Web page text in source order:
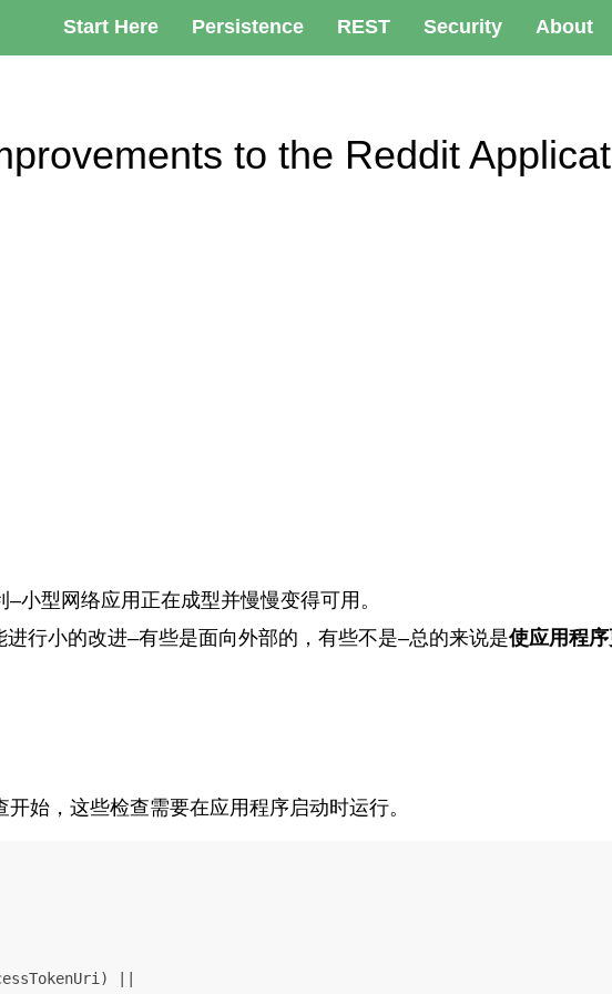
Start Here Persistence REST Security About
to the Reddit
–小型网络应用正在成型并慢慢变得可用。
行小的改进–有些是面向外部的，有些不是–总的来说是使应用程
始，这些检查需要在应用程序启动时运行。
||